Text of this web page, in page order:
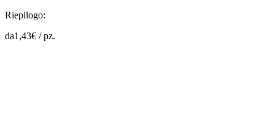
Riepilogo:
da1,43€ /pz.